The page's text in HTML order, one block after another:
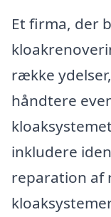
Et firma, der
række
håndtere
inkludere
reparation af